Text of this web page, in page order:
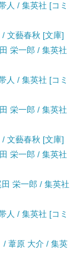
人 / 集英社 [コミ
文藝春秋 [文庫]
栄一郎 / 集英社
人 / 集英社 [コミ
栄一郎 / 集英社
文藝春秋 [文庫]
栄一郎 / 集英社
栄一郎 / 集英社
人 / 集英社 [コミ
/ 葦原 大介 / 集英